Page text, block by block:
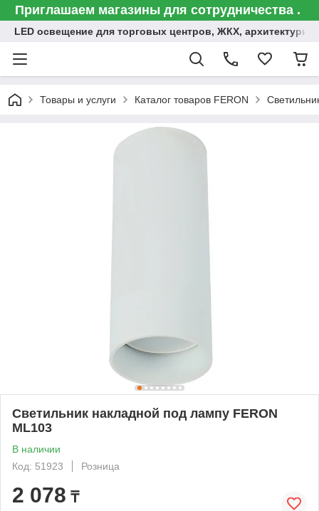
Приглашаем магазины для сотрудничества .
LED освещение для торговых центров, ЖКХ,
Товары и услуги Каталог товаров FERON
Светильник накладной под лампу FERON
ML103
В наличии
Код: 51923
Розница
2 078 ₸